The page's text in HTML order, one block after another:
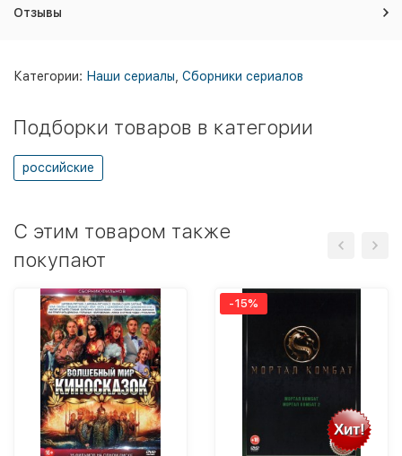
Отзывы
Категории: Наши сериалы Сборники сериалов
Подборки товаров в категории
российские
C этим товаром также
покупают
Хит!
-15%